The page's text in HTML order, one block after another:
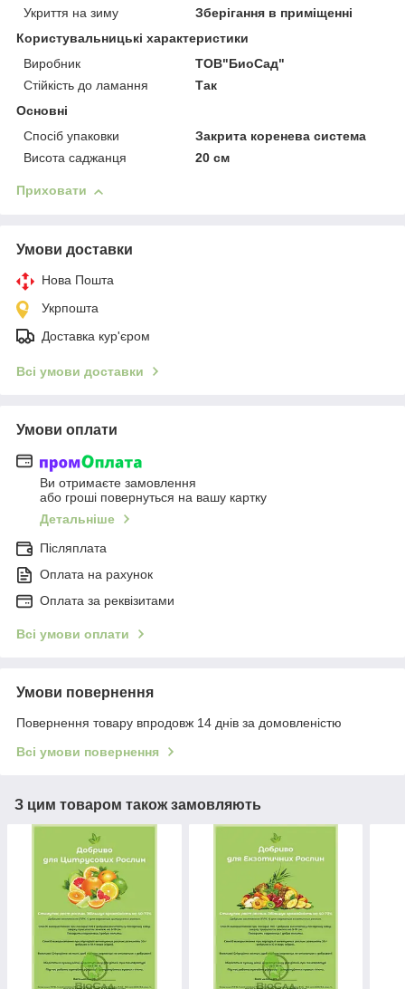
Укриття на зиму
Зберігання в приміщенні
Користувальницькі характеристики
Виробник
ТОВ"БиоСад"
Стійкість до ламання
Так
Основні
Спосіб упаковки
Закрита коренева система
Висота саджанця
20 см
Приховати
Умови доставки
Нова Пошта
Укрпошта
Доставка кур'єром
Всі умови доставки
Умови оплати
Ви отримаєте замовлення
або гроші повернуться на вашу картку
Детальніше
Післяплата
Оплата на рахунок
Оплата за реквізитами
Всі умови оплати
Умови повернення
Повернення товару впродовж 14 днів за домовленістю
Всі умови повернення
З цим товаром також замовляють